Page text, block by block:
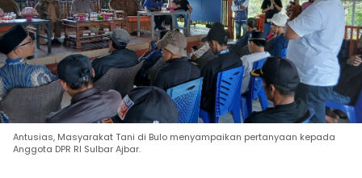
Antusias, Masyarakat Tani di Bulo menyampaikan pertanyaan kepada
Anggota DPR RI Sulbar Ajbar.